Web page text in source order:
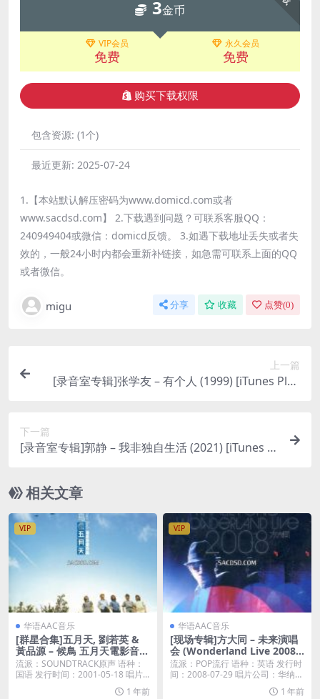
3金币
VIP会员
免费
永久会员
免费
购买下载权限
包含资源: (1个)
最近更新: 2025-07-24
1.【本站默认解压密码为www.domicd.com或者
www.sacdsd.com】 2.下载遇到问题？可联系客服QQ：
240949404或微信：domicd反馈。 3.如遇下载地址丢失或者失
效的，一般24小时内都会重新补链接，如急需可联系上面的QQ
或者微信。
migu 分享 收藏 点赞(0)
上一篇
[录音室专辑]张学友 – 有个人 (1999) [iTunes Plus
下一篇
[录音室专辑]郭静 – 我非独自生活 (2021) [iTunes Pl
相关文章
VIP
华语AAC音乐
[群星合集]五月天, 劉若英 &
黃品源 – 候鳥 五月天電影音樂
作品 [iTunes Plus M4A]
流派：SOUNDTRACK原声 语种：
国语 发行时间：2001-05-18 唱片...
1 年前
VIP
华语AAC音乐
[现场专辑]方大同 – 未来演唱
会 (Wonderland Live 2008)
[iTunes Plus M4A]
流派：POP流行 语种：英语 发行时
间：2008-07-29 唱片公司：华纳唱
1 年前